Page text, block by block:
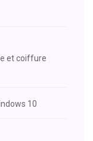
et coiffure
10